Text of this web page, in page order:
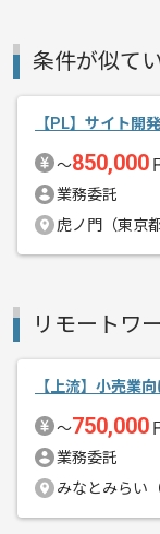
エージェントか
メント
条件が似て
【PL】サイト開
〜850,000
業務委託
虎ノ門（東京都
リモートワ
【上流】小売業
〜750,000
業務委託
みなとみらい